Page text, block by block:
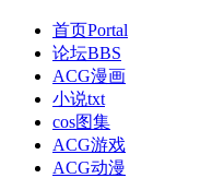
首页Portal
论坛BBS
ACG漫画
小说txt
cos图集
ACG游戏
ACG动漫